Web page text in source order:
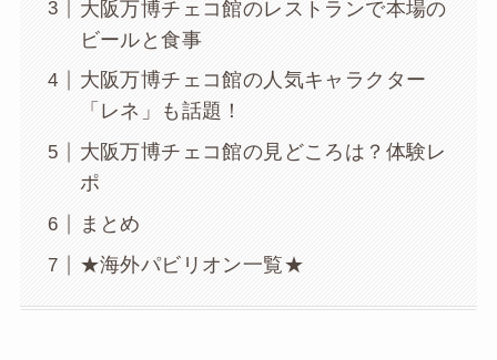
大阪万博チェコ館のレストランで本場の
ビールと食事
大阪万博チェコ館の人気キャラクター
「レネ」も話題！
大阪万博チェコ館の見どころは？体験レ
ポ
まとめ
★海外パビリオン一覧★